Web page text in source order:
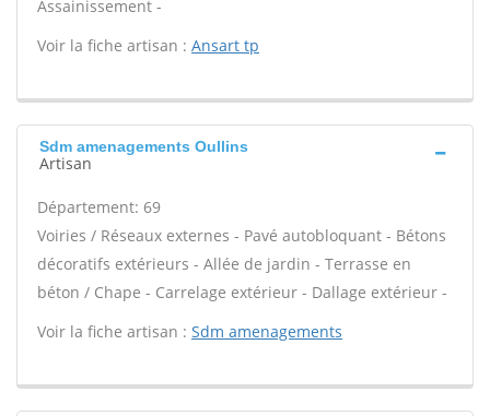
Assainissement -
Voir la fiche artisan : Ansart tp
Sdm amenagements Oullins
Artisan
Département: 69
Voiries / Réseaux externes - Pavé autobloquant - Bétons
décoratifs extérieurs - Allée de jardin - Terrasse en
béton / Chape - Carrelage extérieur - Dallage extérieur -
Voir la fiche artisan : Sdm amenagements